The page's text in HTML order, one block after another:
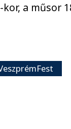
kor, a műsor